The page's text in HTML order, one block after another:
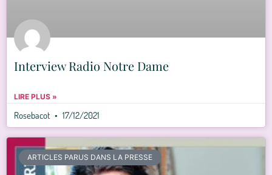
Interview Radio Notre Dame
LIRE PLUS »
Rosebacot 17/12/2021
ARTICLES PARUS DANS LA PRESSE